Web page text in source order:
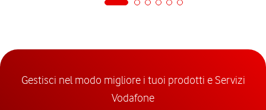
Gestisci nel modo migliore i tuoi prodotti e Servizi
Vodafone